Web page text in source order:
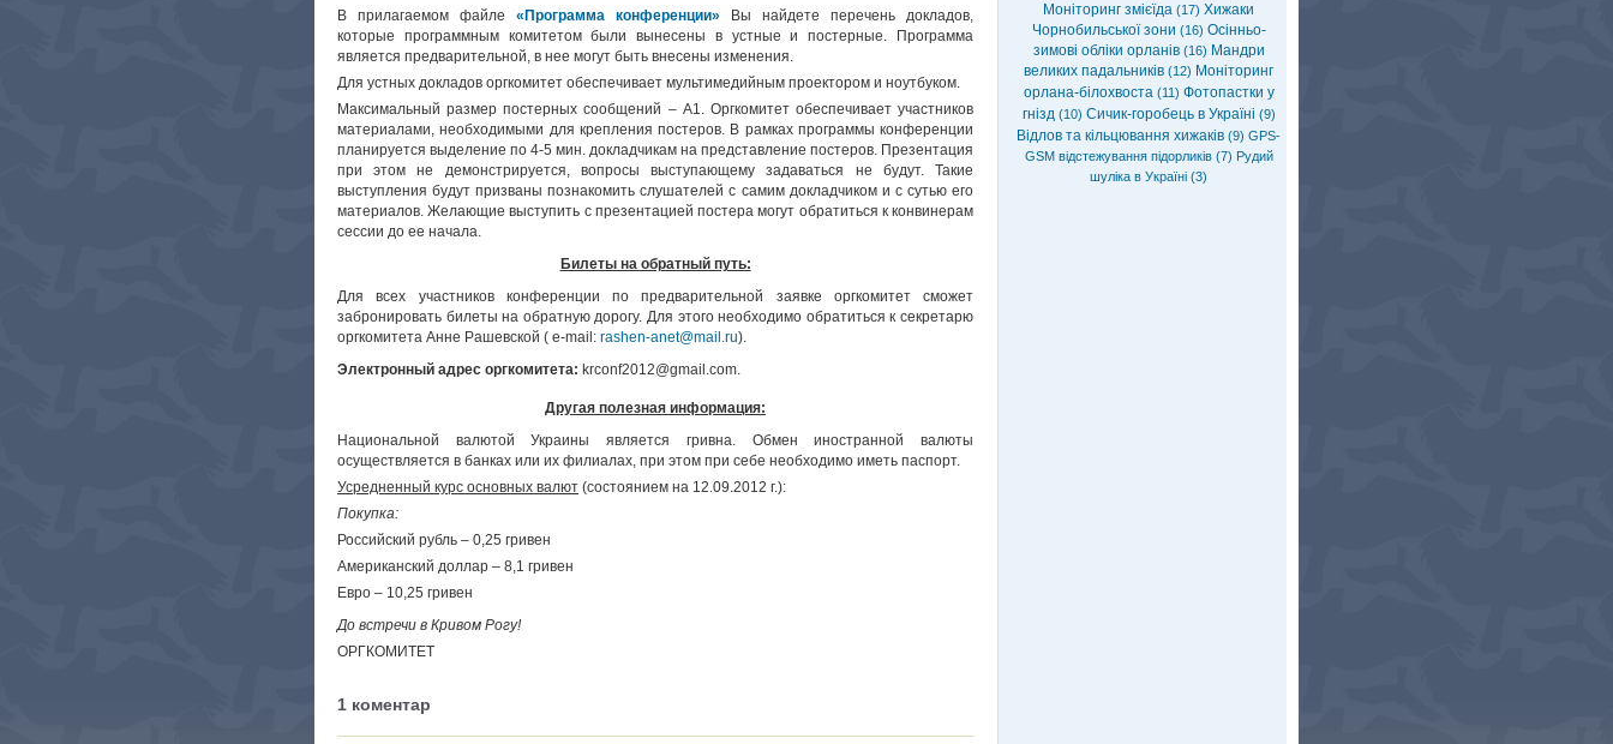
В прилагаемом файле «Программа конференции» Вы найдете перечень докладов,
которые программным комитетом были вынесены в устные и постерные. Программа
является предварительной, в нее могут быть внесены изменения.
Для устных докладов оргкомитет обеспечивает мультимедийным проектором и ноутбуком.
Максимальный размер постерных сообщений – А1. Оргкомитет обеспечивает участников
материалами, необходимыми для крепления постеров. В рамках программы конференции
планируется выделение по 4-5 мин. докладчикам на представление постеров. Презентация
при этом не демонстрируется, вопросы выступающему задаваться не будут. Такие
выступления будут призваны познакомить слушателей с самим докладчиком и с сутью его
материалов. Желающие выступить с презентацией постера могут обратиться к конвинерам
сессии до ее начала.
Билеты на обратный путь:
Для всех участников конференции по предварительной заявке оргкомитет сможет
забронировать билеты на обратную дорогу. Для этого необходимо обратиться к секретарю
оргкомитета Анне Рашевской ( e-mail: rashen-anet@mail.ru).
Электронный адрес оргкомитета: krconf2012@gmail.com.
Другая полезная информация:
Национальной валютой Украины является гривна. Обмен иностранной валюты
осуществляется в банках или их филиалах, при этом при себе необходимо иметь паспорт.
Усредненный курс основных валют (состоянием на 12.09.2012 г.):
Покупка:
Российский рубль – 0,25 гривен
Американский доллар – 8,1 гривен
Евро – 10,25 гривен
До встречи в Кривом Рогу!
ОРГКОМИТЕТ
1 коментар
Моніторинг змієїда (17) Хижаки
Чорнобильської зони (16) Осінньо-
зимові обліки орланів(16) Мандри
великих падальників (12) Моніторинг
орлана-білохвоста (11) Фотопастки у
гнізд (10) Сичик-горобець в Україні (9)
Відлов та кільцювання хижаків (9) GPS-
GSM відстежування підорликів(7) Рудий
шуліка в Україні (3)